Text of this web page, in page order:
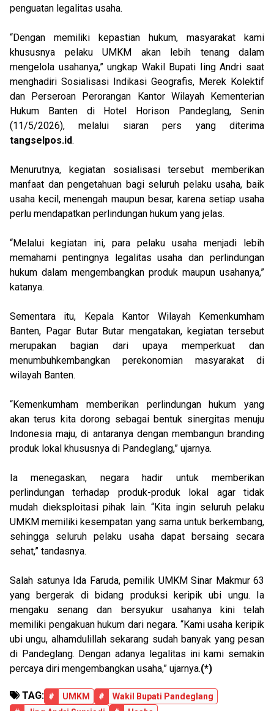
penguatan legalitas usaha.
“Dengan memiliki kepastian hukum, masyarakat kami
khususnya pelaku UMKM akan lebih tenang dalam
mengelola usahanya,” ungkap Wakil Bupati Iing Andri saat
menghadiri Sosialisasi Indikasi Geografis, Merek Kolektif
dan Perseroan Perorangan Kantor Wilayah Kementerian
Hukum Banten di Hotel Horison Pandeglang, Senin
(11/5/2026), melalui siaran pers yang diterima
tangselpos.id.
Menurutnya, kegiatan sosialisasi tersebut memberikan
manfaat dan pengetahuan bagi seluruh pelaku usaha, baik
usaha kecil, menengah maupun besar, karena setiap usaha
perlu mendapatkan perlindungan hukum yang jelas.
“Melalui kegiatan ini, para pelaku usaha menjadi lebih
memahami pentingnya legalitas usaha dan perlindungan
hukum dalam mengembangkan produk maupun usahanya,”
katanya.
Sementara itu, Kepala Kantor Wilayah Kemenkumham
Banten, Pagar Butar Butar mengatakan, kegiatan tersebut
merupakan bagian dari upaya memperkuat dan
menumbuhkembangkan perekonomian masyarakat di
wilayah Banten.
“Kemenkumham memberikan perlindungan hukum yang
akan terus kita dorong sebagai bentuk sinergitas menuju
Indonesia maju, di antaranya dengan membangun branding
produk lokal khususnya di Pandeglang,” ujarnya.
Ia menegaskan, negara hadir untuk memberikan
perlindungan terhadap produk-produk lokal agar tidak
mudah dieksploitasi pihak lain. “Kita ingin seluruh pelaku
UMKM memiliki kesempatan yang sama untuk berkembang,
sehingga seluruh pelaku usaha dapat bersaing secara
sehat,” tandasnya.
Salah satunya Ida Faruda, pemilik UMKM Sinar Makmur 63
yang bergerak di bidang produksi keripik ubi ungu. Ia
mengaku senang dan bersyukur usahanya kini telah
memiliki pengakuan hukum dari negara. “Kami usaha keripik
ubi ungu, alhamdulillah sekarang sudah banyak yang pesan
di Pandeglang. Dengan adanya legalitas ini kami semakin
percaya diri mengembangkan usaha,” ujarnya.(*)
TAG: # UMKM #
Wakil Bupati Pandeglang